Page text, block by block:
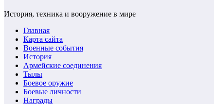
История, техника и вооружение в мире
Главная
Карта сайта
Военные события
История
Армейские соединения
Тылы
Боевое оружие
Боевые личности
Награды